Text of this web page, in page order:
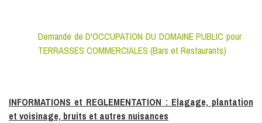
Demande de D'OCCUPATION DU DOMAINE PUBLIC pour
TERRASSES COMMERCIALES (Bars et Restaurants)
INFORMATIONS et REGLEMENTATION : Elagage, plantation
et voisinage, bruits et autres nuisances